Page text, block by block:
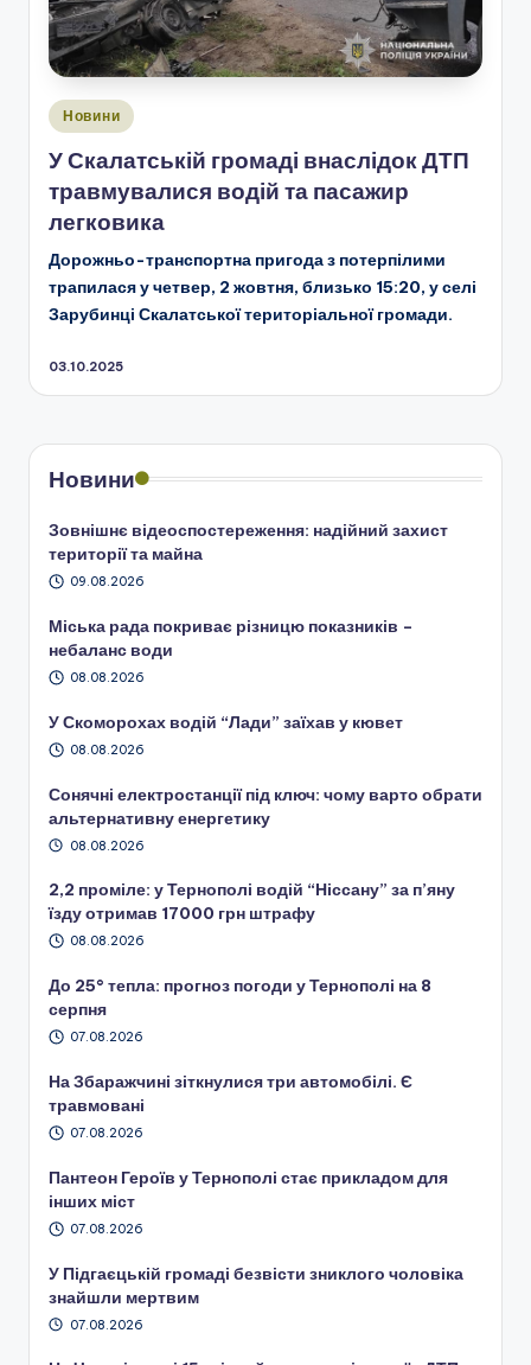
Опубліковано
Новини
У Скалатській громаді внаслідок ДТП
травмувалися водій та пасажир
легковика
Дорожньо-транспортна пригода з потерпілими
трапилася у четвер, 2 жовтня, близько 15:20, у селі
Зарубинці Скалатської територіальної громади.
03.10.2025
Новини
Зовнішнє відеоспостереження: надійний захист
території та майна
09.08.2026
Міська рада покриває різницю показників –
небаланс води
08.08.2026
У Скоморохах водій “Лади” заїхав у кювет
08.08.2026
Сонячні електростанції під ключ: чому варто обрати
альтернативну енергетику
08.08.2026
2,2 проміле: у Тернополі водій “Ніссану” за п’яну
їзду отримав 17000 грн штрафу
08.08.2026
До 25° тепла: прогноз погоди у Тернополі на 8
серпня
07.08.2026
На Збаражчині зіткнулися три автомобілі. Є
травмовані
07.08.2026
Пантеон Героїв у Тернополі стає прикладом для
інших міст
07.08.2026
У Підгаєцькій громаді безвісти зниклого чоловіка
знайшли мертвим
07.08.2026